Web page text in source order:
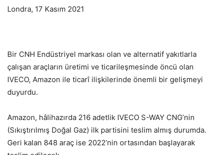
Londra, 17 Kasım 2021
Bir CNH Endüstriyel markası olan ve alternatif yakıtlarla
çalışan araçların üretimi ve ticarileşmesinde öncü olan
IVECO, Amazon ile ticarî ilişkilerinde önemli bir gelişmeyi
duyurdu.
Amazon, hâlihazırda 216 adetlik IVECO S-WAY CNG’nin
(Sıkıştırılmış Doğal Gaz) ilk partisini teslim almış durumda.
Geri kalan 848 araç ise 2022’nin ortasından başlayarak